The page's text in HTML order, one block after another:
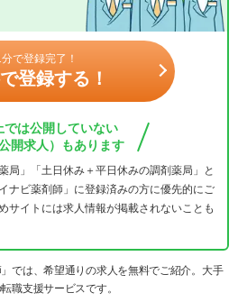
分で登録完了！
登録する！
では公開していない
開求人）もあります
局」「土日休み＋平日休みの調剤薬局」と
ナビ薬剤師」に登録済みの方に優先的にご
サイトには求人情報が掲載されないことも
では、希望通りの求人を無料でご紹介。大手
職支援サービスです。